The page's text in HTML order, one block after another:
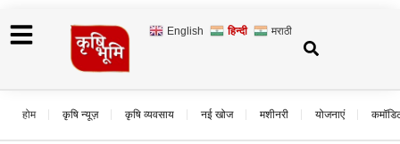
English हिन्दी मराठी
होम कृषि न्यूज़ कृषि व्यवसाय नई खोज मशीनरी योजनाएं